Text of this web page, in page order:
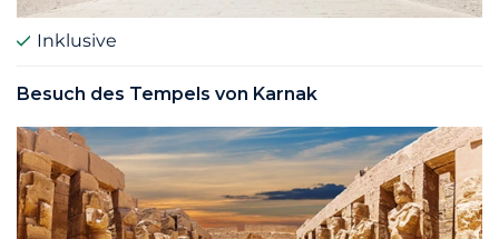
Inklusive
Besuch des Tempels von Karnak